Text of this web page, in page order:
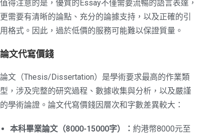
值得注意的是，優質的Essay不僅需要流暢的語言表達，
更需要有清晰的論點、充分的論據支持，以及正確的引
用格式。因此，過於低價的服務可能難以保證質量。
論文代寫價錢
論文（Thesis/Dissertation）是學術要求最高的作業類
型，涉及完整的研究過程、數據收集與分析，以及嚴謹
的學術論證。論文代寫價錢因層次和字數差異較大：
本科畢業論文（8000-15000字）： 約港幣8000元至